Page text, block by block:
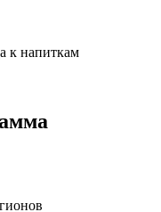
к напиткам